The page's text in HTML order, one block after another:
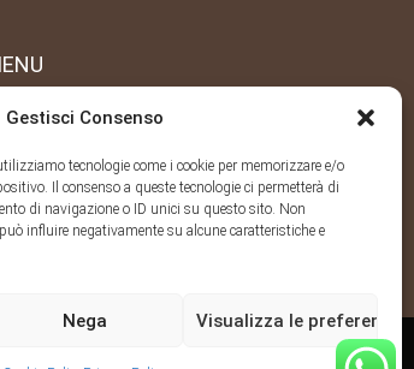
Gestisci Consenso
tecnologie come i cookie per memorizzare e/o
Il consenso a queste tecnologie ci permetterà di
di navigazione o ID unici su questo sito. Non
influire negativamente su alcune caratteristiche e
Nega Visualizza le preferenze
utili